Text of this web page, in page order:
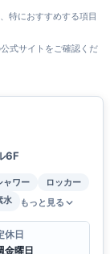
特におすすめする項目
式サイトをご確認くだ
6F
ャワー
ロッカー
水 もっと見る
休日
金曜日